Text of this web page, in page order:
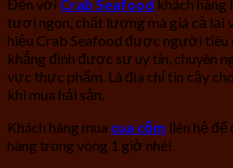
Đến với Crab Seafood khách hàng
tươi ngon, chất lượng mà giá cả lại
hiệu Crab Seafood được người tiêu
khẳng định được sự uy tín, chuyên
vực thực phẩm. Là địa chỉ tin cậy
khi mua hải sản.
Khách hàng mua cua cốm liên hệ
hàng trong vòng 1 giờ nhé!